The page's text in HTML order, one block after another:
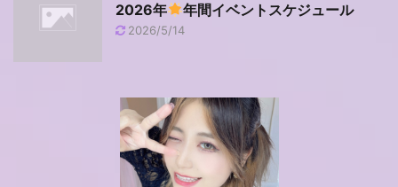
2026年 年間イベントスケジュール
2026/5/14